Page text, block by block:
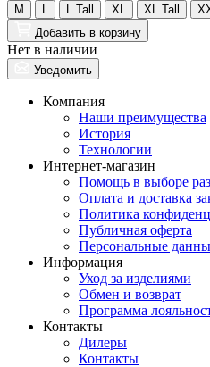
M L Tall XL XL Tall
Добавить в корзину
Нет в наличии
Уведомить
Компания
Наши преимущества
История
Технологии
Интернет-магазин
Помощь в выборе
Оплата и доставка
Политика
Публичная оферта
Персональные
Информация
Уход за изделиями
Обмен и возврат
Программа
Контакты
Дилеры
Контакты